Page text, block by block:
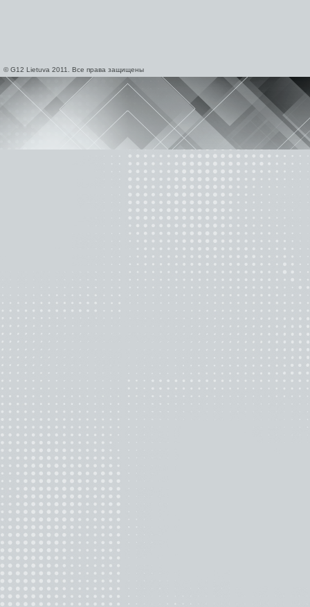
© G12 Lietuva 2011. Все права защищены